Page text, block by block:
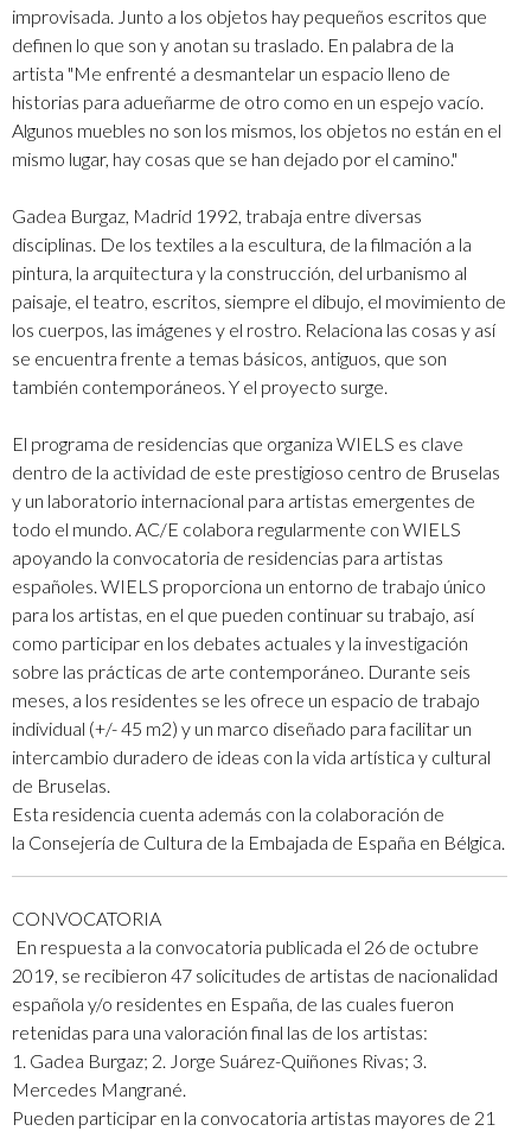
improvisada. Junto a los objetos hay pequeños escritos que
definen lo que son y anotan su traslado. En palabra de la
artista "Me enfrenté a desmantelar un espacio lleno de
historias para adueñarme de otro como en un espejo vacío.
Algunos muebles no son los mismos, los objetos no están en el
mismo lugar, hay cosas que se han dejado por el camino."
Gadea Burgaz, Madrid 1992, trabaja entre diversas
disciplinas. De los textiles a la escultura, de la filmación a la
pintura, la arquitectura y la construcción, del urbanismo al
paisaje, el teatro, escritos, siempre el dibujo, el movimiento de
los cuerpos, las imágenes y el rostro. Relaciona las cosas y así
se encuentra frente a temas básicos, antiguos, que son
también contemporáneos. Y el proyecto surge.
El programa de residencias que organiza WIELS es clave
dentro de la actividad de este prestigioso centro de Bruselas
y un laboratorio internacional para artistas emergentes de
todo el mundo. AC/E colabora regularmente con WIELS
apoyando la convocatoria de residencias para artistas
españoles. WIELS proporciona un entorno de trabajo único
para los artistas, en el que pueden continuar su trabajo, así
como participar en los debates actuales y la investigación
sobre las prácticas de arte contemporáneo. Durante seis
meses, a los residentes se les ofrece un espacio de trabajo
individual (+/- 45 m2) y un marco diseñado para facilitar un
intercambio duradero de ideas con la vida artística y cultural
de Bruselas.
Esta residencia cuenta además con la colaboración de
la Consejería de Cultura de la Embajada de España en Bélgica​.
CONVOCATORIA
En respuesta a la convocatoria publicada el 26 de octubre
2019, se recibieron 47 solicitudes de artistas de nacionalidad
española y/o residentes en España, de las cuales fueron
retenidas para una valoración final las de los artistas:
1. Gadea Burgaz; 2. Jorge Suárez-Quiñones Rivas; 3.
Mercedes Mangrané.
Pueden participar en la convocatoria artistas mayores de 21